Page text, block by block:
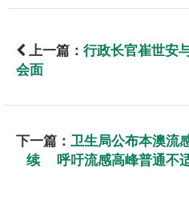
上一篇： 行政长官崔世安
会面
下一篇： 卫生局公布本澳
续 呼吁流感高峰普通不